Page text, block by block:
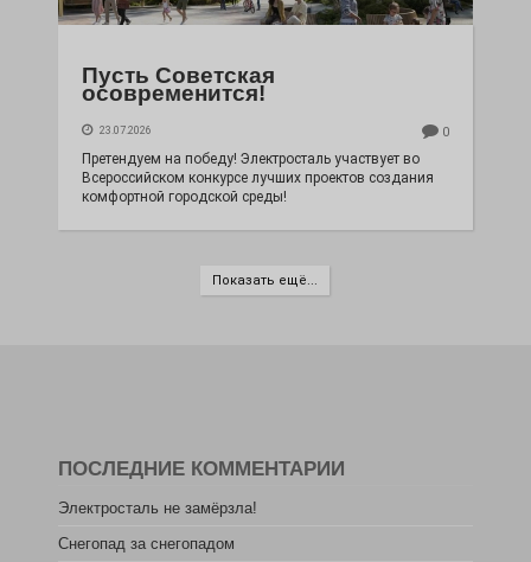
Пусть Советская
осовременится!
23.07.2026 0
Претендуем на победу! Электросталь участвует во
Всероссийском конкурсе лучших проектов создания
комфортной городской среды!
Показать ещё...
ПОСЛЕДНИЕ КОММЕНТАРИИ
Электросталь не замёрзла!
Снегопад за снегопадом